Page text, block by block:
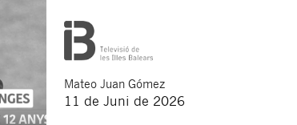
Mateo Juan Gómez
11 de Juni de 2026